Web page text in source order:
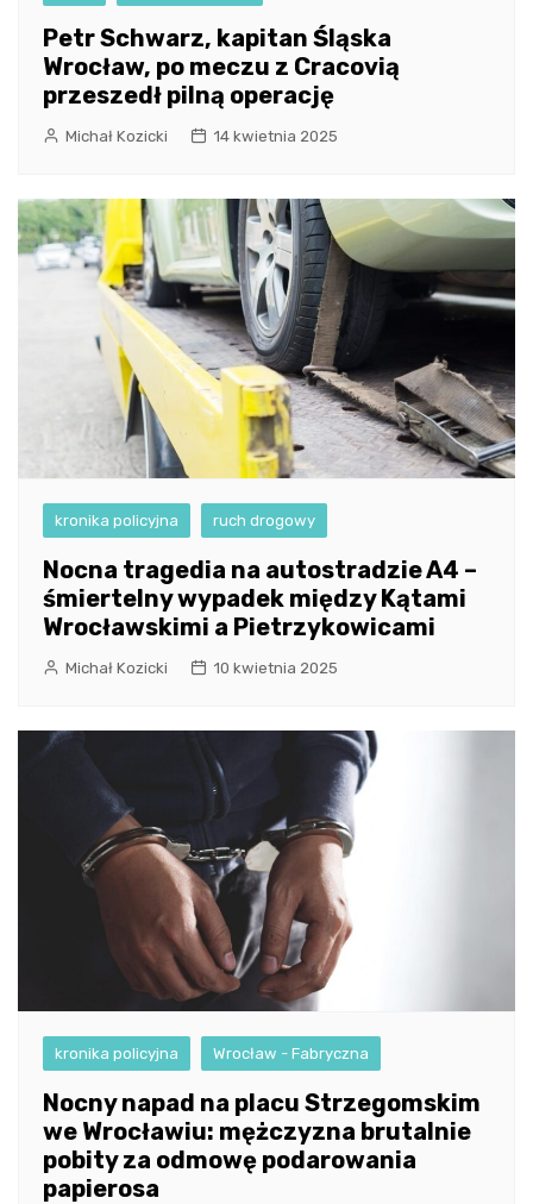
Petr Schwarz, kapitan Śląska
Wrocław, po meczu z Cracovią
przeszedł pilną operację
Michał Kozicki 14 kwietnia 2025
kronika policyjna ruch drogowy
Nocna tragedia na autostradzie A4 –
śmiertelny wypadek między Kątami
Wrocławskimi a Pietrzykowicami
Michał Kozicki 10 kwietnia 2025
kronika policyjna Wrocław - Fabryczna
Nocny napad na placu Strzegomskim
we Wrocławiu: mężczyzna brutalnie
pobity za odmowę podarowania
papierosa